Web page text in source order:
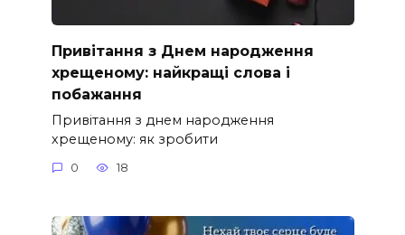
Привітання з Днем народження
хрещеному: найкращі слова і
побажання
Привітання з днем народження
хрещеному: як зробити
0 18